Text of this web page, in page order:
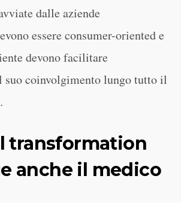
dalle aziende
essere consumer-oriented e
devono facilitare
suo coinvolgimento lungo tutto il
transformation
anche il medico